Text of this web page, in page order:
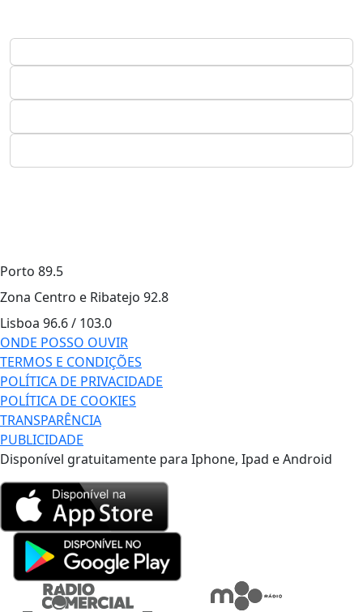
Porto 89.5
Zona Centro e Ribatejo 92.8
Lisboa 96.6 / 103.0
ONDE POSSO OUVIR
TERMOS E CONDIÇÕES
POLÍTICA DE PRIVACIDADE
POLÍTICA DE COOKIES
TRANSPARÊNCIA
PUBLICIDADE
Disponível gratuitamente para Iphone, Ipad e Android